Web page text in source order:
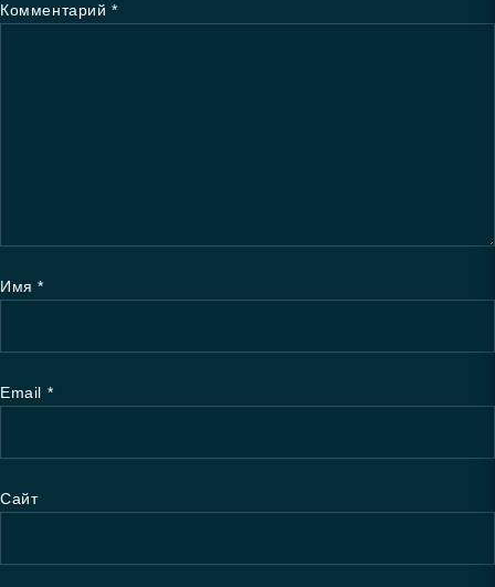
Комментарий*
Имя*
Email *
Сайт